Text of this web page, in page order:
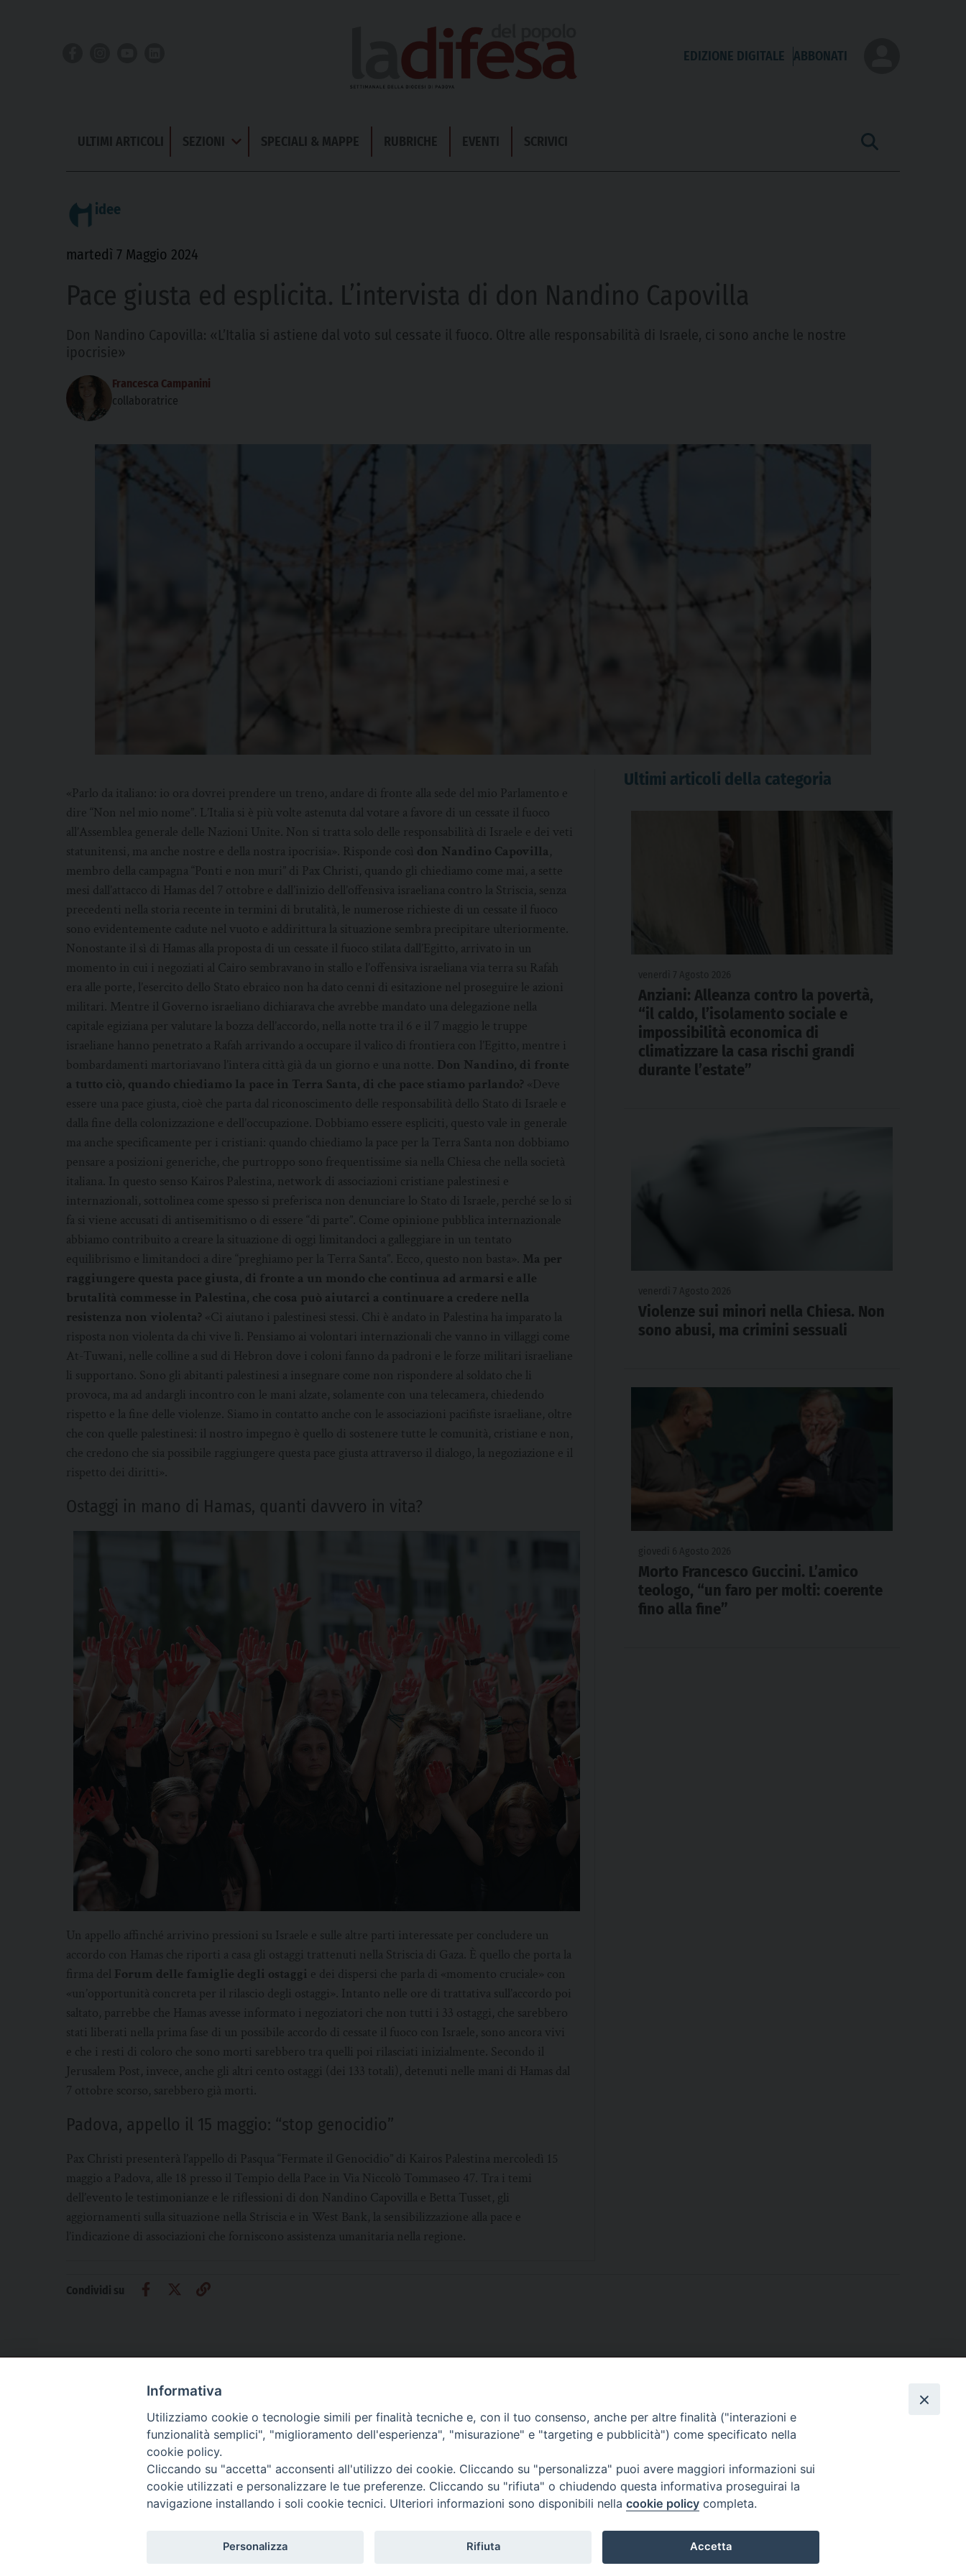
EDIZIONE DIGITALE ABBONATI
ULTIMI ARTICOLI SEZIONI
Apri
Menu
SPECIALI & MAPPE RUBRICHE EVENTI SCRIVICI
idee
martedì 7 Maggio 2024
Pace giusta ed esplicita. L’intervista di don Nandino Capovilla
Don Nandino Capovilla: «L’Italia si astiene dal voto sul cessate il fuoco. Oltre alle responsabilità di Israele, ci sono anche le nostre
ipocrisie»
Francesca Campanini
collaboratrice
«Parlo da italiano: io ora dovrei prendere un treno, andare di fronte alla sede del mio Parlamento e
dire “Non nel mio nome”. L’Italia si è più volte astenuta dal votare a favore di un cessate il fuoco
all’Assemblea generale delle Nazioni Unite. Non si tratta solo delle responsabilità di Israele e dei veti
statunitensi, ma anche nostre e della nostra ipocrisia». Risponde così don Nandino Capovilla,
membro della campagna “Ponti e non muri” di Pax Christi, quando gli chiediamo come mai, a sette
mesi dall’attacco di Hamas del 7 ottobre e dall’inizio dell’offensiva israeliana contro la Striscia, senza
precedenti nella storia recente in termini di brutalità, le numerose richieste di un cessate il fuoco
sono evidentemente cadute nel vuoto e addirittura la situazione sembra precipitare ulteriormente.
Nonostante il sì di Hamas alla proposta di un cessate il fuoco stilata dall’Egitto, arrivato in un
momento in cui i negoziati al Cairo sembravano in stallo e l’offensiva israeliana via terra su Rafah
era alle porte, l’esercito dello Stato ebraico non ha dato cenni di esitazione nel proseguire le azioni
militari. Mentre il Governo israeliano dichiarava che avrebbe mandato una delegazione nella
capitale egiziana per valutare la bozza dell’accordo, nella notte tra il 6 e il 7 maggio le truppe
israeliane hanno penetrato a Rafah arrivando a occupare il valico di frontiera con l’Egitto, mentre i
bombardamenti martoriavano l’intera città già da un giorno e una notte. Don Nandino, di fronte
a tutto ciò, quando chiediamo la pace in Terra Santa, di che pace stiamo parlando? «Deve
essere una pace giusta, cioè che parta dal riconoscimento delle responsabilità dello Stato di Israele e
dalla fine della colonizzazione e dell’occupazione. Dobbiamo essere espliciti, questo vale in generale
ma anche specificamente per i cristiani: quando chiediamo la pace per la Terra Santa non dobbiamo
pensare a posizioni generiche, che purtroppo sono frequentissime sia nella Chiesa che nella società
italiana. In questo senso Kairos Palestina, network di associazioni cristiane palestinesi e
internazionali, sottolinea come spesso si preferisca non denunciare lo Stato di Israele, perché se lo si
fa si viene accusati di antisemitismo o di essere “di parte”. Come opinione pubblica internazionale
abbiamo contribuito a creare la situazione di oggi limitandoci a galleggiare in un tentato
equilibrismo e limitandoci a dire “preghiamo per la Terra Santa”. Ecco, questo non basta». Ma per
raggiungere questa pace giusta, di fronte a un mondo che continua ad armarsi e alle
brutalità commesse in Palestina, che cosa può aiutarci a continuare a credere nella
resistenza non violenta? «Ci aiutano i palestinesi stessi. Chi è andato in Palestina ha imparato la
risposta non violenta da chi vive lì. Pensiamo ai volontari internazionali che vanno in villaggi come
At-Tuwani, nelle colline a sud di Hebron dove i coloni fanno da padroni e le forze militari israeliane
li supportano. Sono gli abitanti palestinesi a insegnare come non rispondere al soldato che li
provoca, ma ad andargli incontro con le mani alzate, solamente con una telecamera, chiedendo
rispetto e la fine delle violenze. Siamo in contatto anche con le associazioni pacifiste israeliane, oltre
che con quelle palestinesi: il nostro impegno è quello di sostenere tutte le comunità, cristiane e non,
che credono che sia possibile raggiungere questa pace giusta attraverso il dialogo, la negoziazione e il
rispetto dei diritti».
Ostaggi in mano di Hamas, quanti davvero in vita?
Un appello affinché arrivino pressioni su Israele e sulle altre parti interessate per concludere un
accordo con Hamas che riporti a casa gli ostaggi trattenuti nella Striscia di Gaza. È quello che porta la
firma del Forum delle famiglie degli ostaggi e dei dispersi che parla di «momento cruciale» con
«un’opportunità concreta per il rilascio degli ostaggi». Intanto nelle ore di trattativa sull’accordo poi
saltato, parrebbe che Hamas avesse informato i negoziatori che non tutti i 33 ostaggi, che sarebbero
stati liberati nella prima fase di un possibile accordo di cessate il fuoco con Israele, sono ancora vivi
e che i resti di coloro che sono morti sarebbero tra quelli poi rilasciati inizialmente. Secondo il
Jerusalem Post, invece, anche gli altri cento ostaggi (dei 133 totali), detenuti nelle mani di Hamas dal
7 ottobre scorso, sarebbero già morti.
Padova, appello il 15 maggio: “stop genocidio”
Pax Christi presenterà l’appello di Pasqua “Fermate il Genocidio” di Kairos Palestina mercoledì 15
maggio a Padova, alle 18 presso il Tempio della Pace in Via Niccolò Tommaseo 47. Tra i temi
dell’evento le testimonianze e le riflessioni di don Nandino Capovilla e Betta Tusset, gli
aggiornamenti sulla situazione nella Striscia e in West Bank, la sensibilizzazione alla pace e
l’indicazione di associazioni che forniscono assistenza umanitaria nella regione.
Ultimi articoli della categoria
Anziani: Alleanza contro la povertà,
“il caldo, l’isolamento sociale e
impossibilità economica di
climatizzare la casa rischi grandi
durante l’estate”
Violenze sui minori nella Chiesa. Non
sono abusi, ma crimini sessuali
Morto Francesco Guccini. L’amico
teologo, “un faro per molti: coerente
fino alla fine”
Condividi su
AMMINISTRAZIONE TRASPARENTE
La Difesa srl - P.iva 05125420280
La Difesa del Popolo percepisce i contributi pubblici all'editoria.
La Difesa del Popolo, tramite la Fisc (Federazione Italiana Settimanali Cattolici) ha aderito allo IAP (Istituto dell'Autodisciplina Pubblicitaria) accettando il Codice di Autodisciplina della Comunicazione Commerciale.
Informativa
Utilizziamo cookie o tecnologie simili per finalità tecniche e, con il tuo consenso, anche per altre finalità ("interazioni e
funzionalità semplici", "miglioramento dell'esperienza", "misurazione" e "targeting e pubblicità") come specificato nella
cookie policy.
Cliccando su "accetta" acconsenti all'utilizzo dei cookie. Cliccando su "personalizza" puoi avere maggiori informazioni sui
cookie utilizzati e personalizzare le tue preferenze. Cliccando su "rifiuta" o chiudendo questa informativa proseguirai la
navigazione installando i soli cookie tecnici. Ulteriori informazioni sono disponibili nella cookie policy completa.
Personalizza Rifiuta Accetta